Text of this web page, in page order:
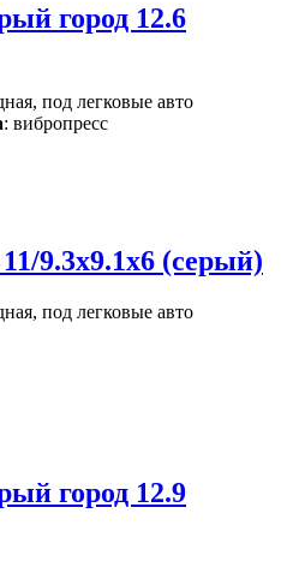
город 12.6
под легковые авто
: вибропресс
9.3x9.1x6 (серый)
под легковые авто
город 12.9